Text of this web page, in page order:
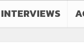
INTERVIEWS